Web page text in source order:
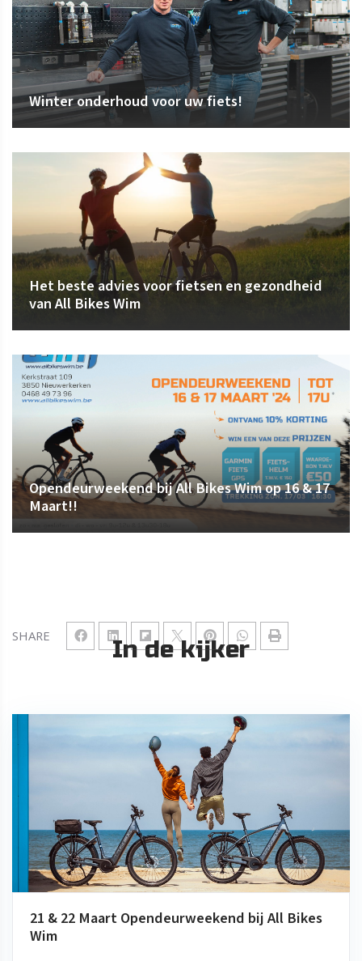
SHARE
Winter onderhoud voor uw fiets!
Het beste advies voor fietsen en gezondheid
van All Bikes Wim
Opendeurweekend bij All Bikes Wim op 16 & 17
Maart!!
In de kijker
21 & 22 Maart Opendeurweekend bij All Bikes
Wim